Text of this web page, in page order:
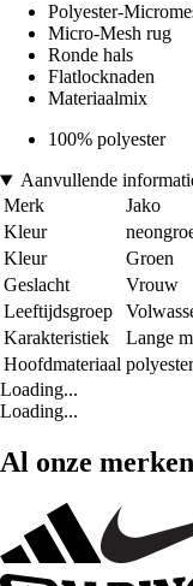
Polyester-
Micro-Mesh rug
Ronde hals
Flatlocknaden
Materiaalmix
100% polyester
Aanvullende
Merk
Jako
Kleur
Kleur
Groen
Geslacht
Vrouw
Leeftijdsgroep
Karakteristiek
Lange
Hoofdmateriaal polyester
Loading...
Loading...
Al onze merken